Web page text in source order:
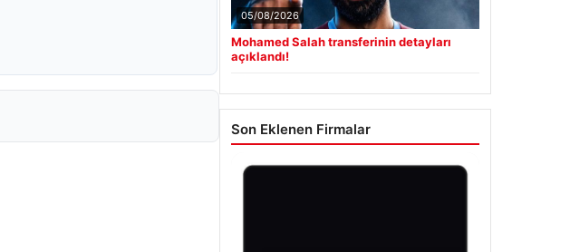
05/08/2026
Mohamed Salah transferinin detayları
açıklandı!
Son Eklenen Firmalar